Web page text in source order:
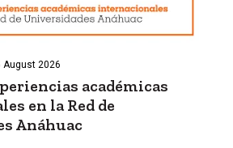
August 2026
académicas
en la Red de
Anáhuac